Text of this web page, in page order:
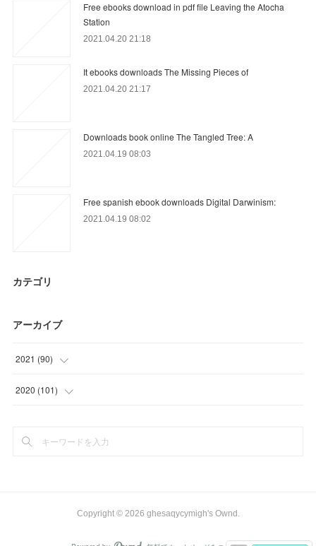
Free ebooks download in pdf file Leaving the Atocha
Station
2021.04.20 21:18
It ebooks downloads The Missing Pieces of
2021.04.20 21:17
Downloads book online The Tangled Tree: A
2021.04.19 08:03
Free spanish ebook downloads Digital Darwinism:
2021.04.19 08:02
カテゴリ
アーカイブ
2021 (90)
(9)
(
2020 (101)
(
Copyright © 2026 ghesaqycymigh's Ownd .